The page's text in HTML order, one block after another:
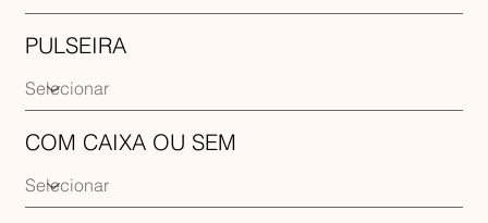
PULSEIRA
COM CAIXA OU SEM